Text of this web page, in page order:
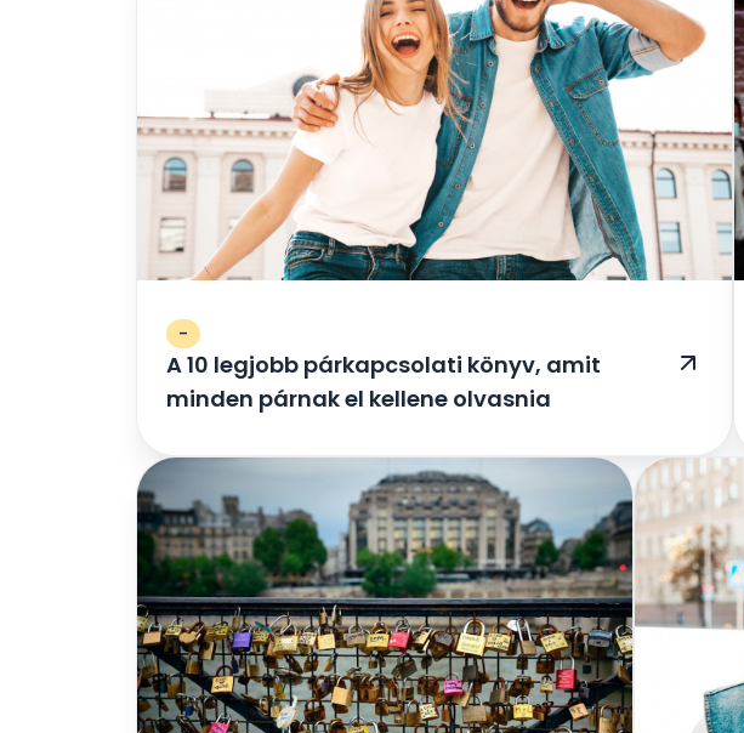
-
A 10 legjobb párkapcsolati könyv, amit
minden párnak el kellene olvasnia